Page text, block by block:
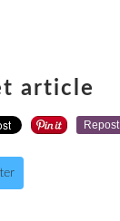
article
Repost